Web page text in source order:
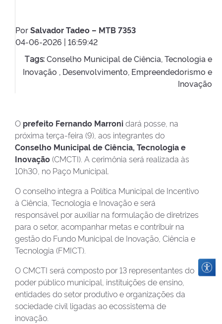
PorSalvador Tadeo – MTB 7353
04-06-2026 | 16:59:42
Tags: Conselho Municipal de Ciência, Tecnologia e
Inovação , Desenvolvimento, Empreendedorismo e
Inovação
O prefeito Fernando Marronidará posse, na
próxima terça-feira (9), aos integrantes do
Conselho Municipal de Ciência, Tecnologia e
Inovação(CMCTI). A cerimônia será realizada às
10h30, no Paço Municipal.
O conselho integra a Política Municipal de Incentivo
à Ciência, Tecnologia e Inovação e será
responsável por auxiliar na formulação de diretrizes
para o setor, acompanhar metas e contribuir na
gestão do Fundo Municipal de Inovação, Ciência e
Tecnologia (FMICT).
O CMCTI será composto por 13 representantes do
poder público municipal, instituições de ensino,
entidades do setor produtivo e organizações da
sociedade civil ligadas ao ecossistema de
inovação.